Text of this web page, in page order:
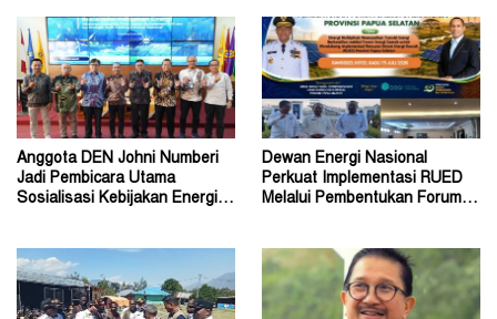
Anggota DEN Johni Numberi
Jadi Pembicara Utama
Sosialisasi Kebijakan Energi di
Dewan Energi Nasional
Perkuat Implementasi RUED
Melalui Pembentukan Forum